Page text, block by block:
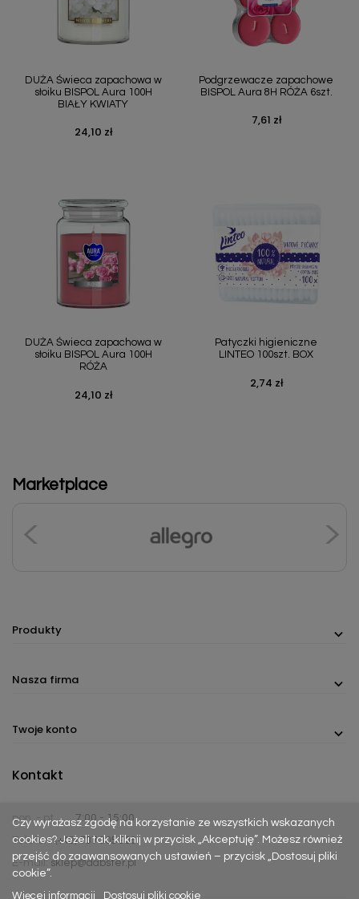
DUŻA Świeca zapachowa w
słoiku BISPOL Aura 100H
BIAŁY KWIATY
Cena
24,10 zł
Podgrzewacze zapachowe
BISPOL Aura 8H RÓŻA 6szt.
Cena
7,61 zł
DUŻA Świeca zapachowa w
słoiku BISPOL Aura 100H
RÓŻA
Cena
24,10 zł
Patyczki higieniczne
LINTEO 100szt. BOX
Cena
2,74 zł
Marketplace
Produkty
Nasza firma
Twoje konto
Czy wyrażasz zgodę na korzystanie ze wszystkich wskazanych
cookies? Jeżeli tak, kliknij w przycisk „Akceptuję”. Możesz również
przejść do zaawansowanych ustawień – przycisk „Dostosuj pliki
cookie”.
Więcej informacji
Dostosuj pliki cookie
Kontakt
pon. - pt.
7:00 - 15:00
Telefon:(+48) 737 305 306
E-mail: sklep@dabster.pl